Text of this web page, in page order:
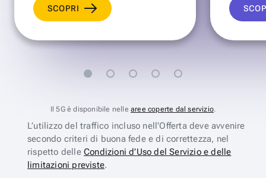
SCOPRI
Il 5G è disponibile nelle aree coperte dal servizio.
L’utilizzo del traffico incluso nell’Offerta deve avvenire
secondo criteri di buona fede e di correttezza, nel
rispetto delle Condizioni d’Uso del Servizio e delle
limitazioni previste.